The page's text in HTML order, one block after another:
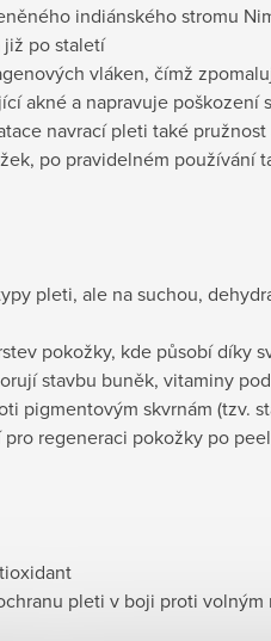
indiánského stromu
po staletí
vláken, čímž
akné a napravuje poškození
navrací pleti také
po pravidelném používání
pleti, ale na suchou,
pokožky, kde působí díky
stavbu buněk, vitaminy
pigmentovým skvrnám (tzv.
regeneraci pokožky po
pleti v boji proti